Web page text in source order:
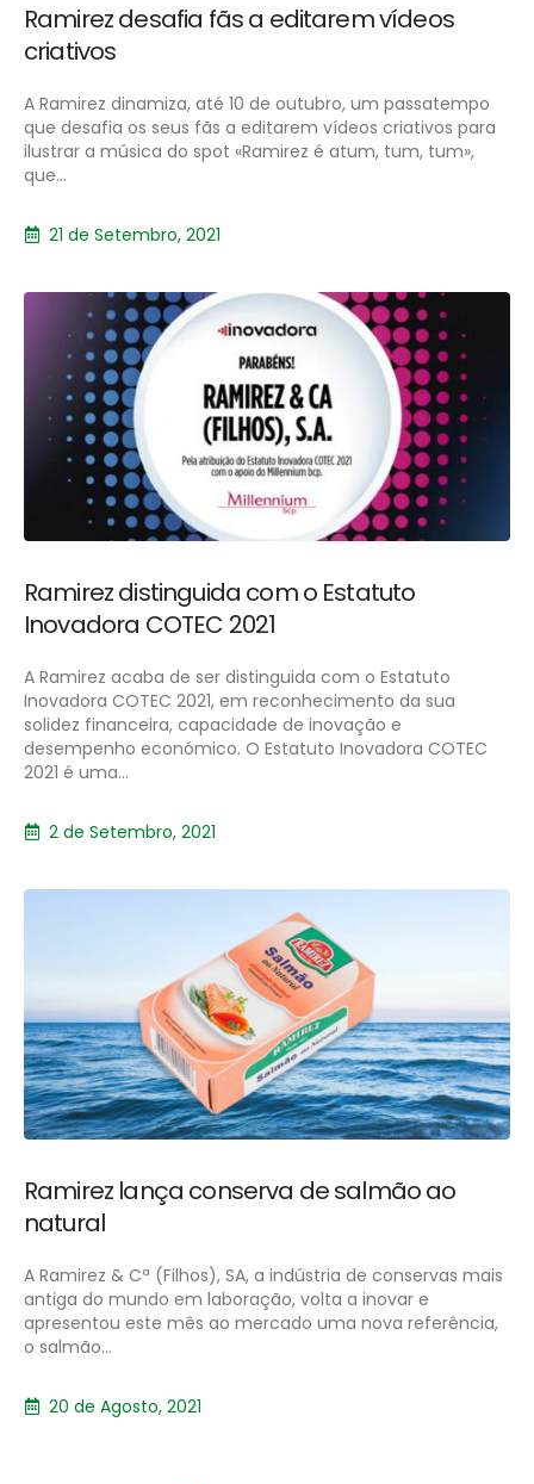
Ramirez desafia fãs a editarem vídeos
criativos
A Ramirez dinamiza, até 10 de outubro, um passatempo
que desafia os seus fãs a editarem vídeos criativos para
ilustrar a música do spot «Ramirez é atum, tum, tum»,
que...
21 de Setembro, 2021
Ramirez distinguida com o Estatuto
Inovadora COTEC 2021
A Ramirez acaba de ser distinguida com o Estatuto
Inovadora COTEC 2021, em reconhecimento da sua
solidez financeira, capacidade de inovação e
desempenho económico. O Estatuto Inovadora COTEC
2021 é uma...
2 de Setembro, 2021
Ramirez lança conserva de salmão ao
natural
A Ramirez & Cª (Filhos), SA, a indústria de conservas mais
antiga do mundo em laboração, volta a inovar e
apresentou este mês ao mercado uma nova referência,
o salmão...
20 de Agosto, 2021